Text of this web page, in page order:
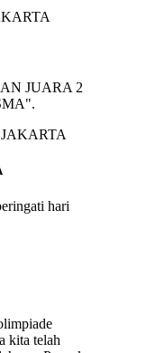
JUARA 2
hari
kita telah